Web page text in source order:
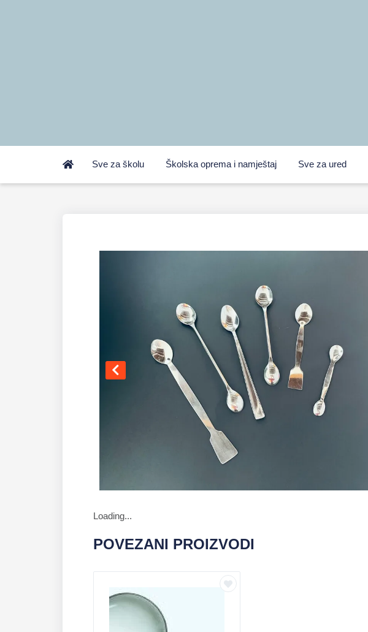
Sve za školu Školska oprema i namještaj Sve za ured
Loading...
POVEZANI PROIZVODI